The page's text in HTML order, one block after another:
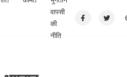
वापसी
की
नीति